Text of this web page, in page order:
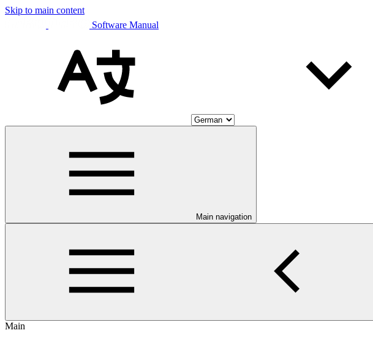
Skip to main content
Software Manual
Main navigation
Main